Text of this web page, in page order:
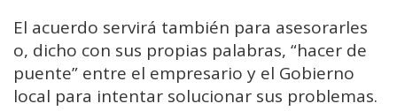
El acuerdo servirá también para asesorarles
o, dicho con sus propias palabras, “hacer de
puente” entre el empresario y el Gobierno
local para intentar solucionar sus problemas.